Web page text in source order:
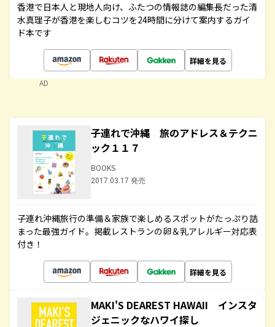
香港で日本人と現地人向け、ふたつの情報誌の編集長だった清
水真理子が香港を楽しむコツを24時間に分けて案内するガイ
ド本です
詳細を見る
AD
子連れで沖縄 旅のアドレス＆テクニ
ック１１７
BOOKS
2017.03.17 発売
子連れ沖縄旅行の準備＆家族で楽しめるスポットがたっぷり詰
まった最強ガイド。掲載レストランの卵＆乳アレルギー対応表
付き！
詳細を見る
MAKI'S DEAREST HAWAII インスタ
ジェニックなハワイ探し